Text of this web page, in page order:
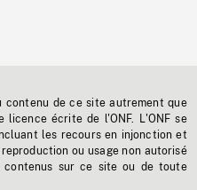
contenu de ce site autrement que
licence écrite de l'ONF. L'ONF se
les recours en injonction et
ou usage non autorisé
contenus sur ce site ou de toute